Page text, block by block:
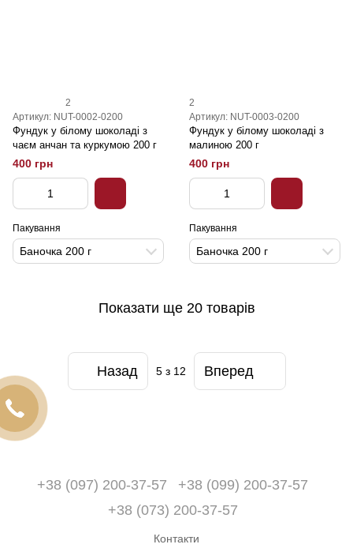
2
Артикул: NUT-0002-0200
Фундук у білому шоколаді з
чаєм анчан та куркумою 200 г
400 грн
Пакування
Баночка 200 г
2
Артикул: NUT-0003-0200
Фундук у білому шоколаді з
малиною 200 г
400 грн
Пакування
Баночка 200 г
Показати ще 20 товарів
Назад 5з 12 Вперед
+38 (097) 200-37-57
+38 (099) 200-37-57
+38 (073) 200-37-57
Контакти